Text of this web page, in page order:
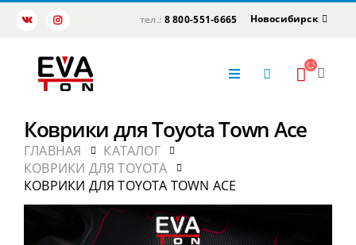
тел.: 8 800-551-6665 Новосибирск
Коврики для Toyota Town Ace
ГЛАВНАЯ
КАТАЛОГ
КОВРИКИ ДЛЯ TOYOTA
КОВРИКИ ДЛЯ TOYOTA TOWN ACE